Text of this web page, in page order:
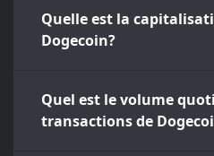
Quelle est la
Dogecoin?
Quel est le volume
transactions de